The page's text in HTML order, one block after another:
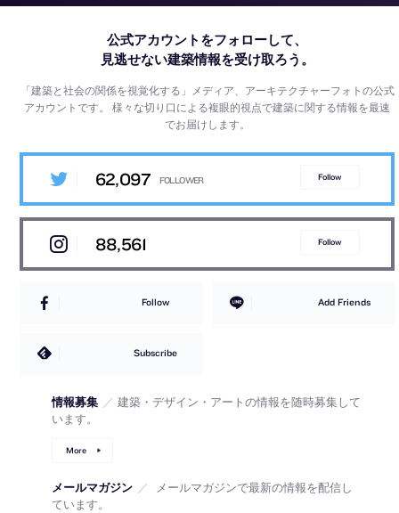
公式アカウントをフォローして、
見逃せない建築情報を受け取ろう。
「建築と社会の関係を視覚化する」メディア、アーキテクチャーフォトの公式
アカウントです。様々な切り口による複眼的視点で建築に関する情報を最速
でお届けします。
62,097 Follow
88,561 Follow
Follow Add Friends
Subscribe
情報募集 ／ 建築・デザイン・アートの情報を随時募集して
います。
More
メールマガジン ／
メールマガジンで最新の情報を配信し
ています。